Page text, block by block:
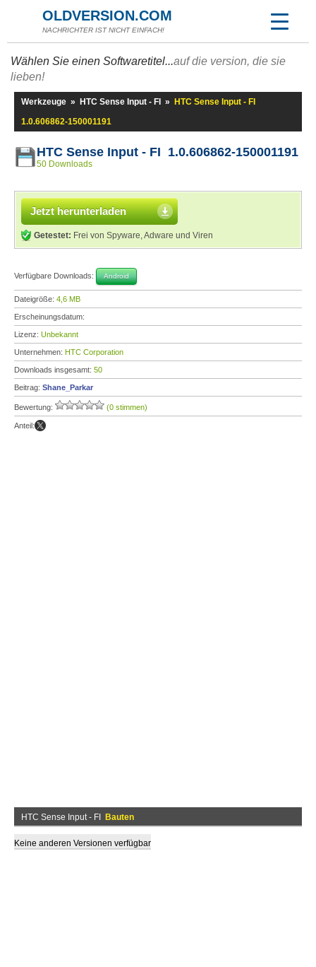
OLDVERSION.COM
NACHRICHTER IST NICHT EINFACH!
Wählen Sie einen Softwaretitel...auf die version, die sie
lieben!
Werkzeuge » HTC Sense Input - FI »
HTC Sense Input - FI
1.0.606862-150001191
HTC Sense Input - FI 1.0.606862-150001191
50 Downloads
Jetzt herunterladen
Getestet: Frei von Spyware, Adware und Viren
Verfügbare Downloads: Android
Dateigröße: 4,6 MB
Erscheinungsdatum:
Lizenz: Unbekannt
Unternehmen: HTC Corporation
Downloads insgesamt: 50
Beitrag: Shane_Parkar
Bewertung: (0 stimmen)
Anteil:
HTC Sense Input - FI Bauten
Keine anderen Versionen verfügbar